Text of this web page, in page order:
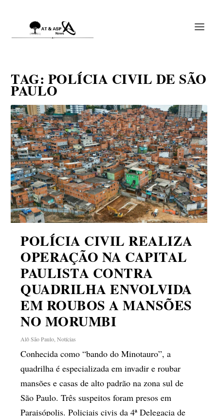
TAG: POLÍCIA CIVIL DE SÃO
PAULO
POLÍCIA CIVIL REALIZA
OPERAÇÃO NA CAPITAL
PAULISTA CONTRA
QUADRILHA ENVOLVIDA
EM ROUBOS A MANSÕES
NO MORUMBI
Alô São Paulo ,Notícias
Conhecida como “bando do Minotauro”, a
quadrilha é especializada em invadir e roubar
mansões e casas de alto padrão na zona sul de
São Paulo. Três suspeitos foram presos em
Paraisópolis. Policiais civis da 4ª Delegacia de